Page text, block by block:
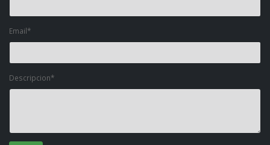
Email*
Descripcion*